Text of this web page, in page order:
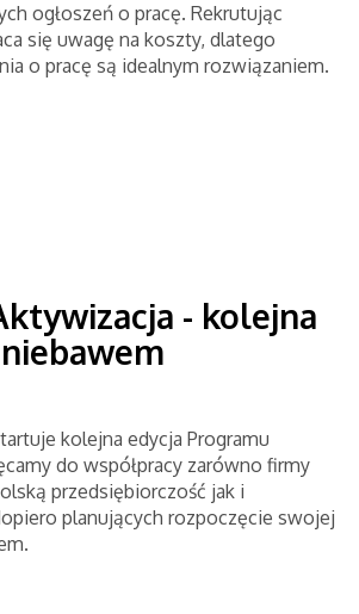
ogłoszeń o pracę. Rekrutując
się uwagę na koszty, dlatego
o pracę są idealnym rozwiązaniem.
- kolejna
kolejna edycja Programu
do współpracy zarówno firmy
przedsiębiorczość jak i
planujących rozpoczęcie swojej